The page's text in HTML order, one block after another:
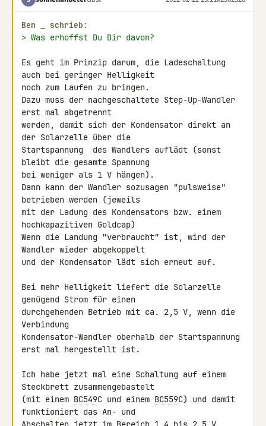
Ben schrieb:
> Was erhoffst Du Dir davon?
Es geht im Prinzip darum, die Ladeschaltung
auch bei geringer Helligkeit
noch zum Laufen zu bringen.
Dazu muss der nachgeschaltete Step-Up-Wandler
erst mal abgetrennt
werden, damit sich der Kondensator direkt an
der Solarzelle über die
Startspannung  des Wandlers auflädt (sonst
bleibt die gesamte Spannung
bei weniger als 1 V hängen).
Dann kann der Wandler sozusagen "pulsweise"
betrieben werden (jeweils
mit der Ladung des Kondensators bzw. einem
hochkapazitiven Goldcap)
Wenn die Landung "verbraucht" ist, wird der
Wandler wieder abgekoppelt
und der Kondensator lädt sich erneut auf.
Bei mehr Helligkeit liefert die Solarzelle
genügend Strom für einen
durchgehenden Betrieb mit ca. 2,5 V, wenn die
Verbindung
Kondensator-Wandler oberhalb der Startspannung
erst mal hergestellt ist.
Ich habe jetzt mal eine Schaltung auf einem
Steckbrett zusammengebastelt
(mit einem BC549C und einem BC559C) und damit
funktioniert das An- und